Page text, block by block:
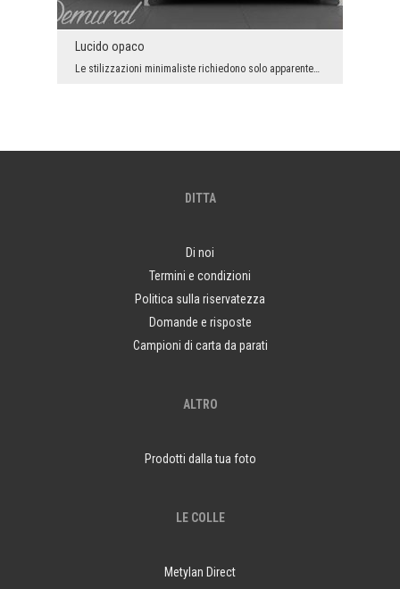
Lucido opaco
DITTA
Di noi
Termini e condizioni
Politica sulla riservatezza
Domande e risposte
Campioni di carta da parati
ALTRO
Prodotti dalla tua foto
LE COLLE
Metylan Direct